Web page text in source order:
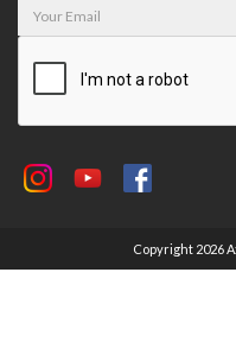
Copyright 2026